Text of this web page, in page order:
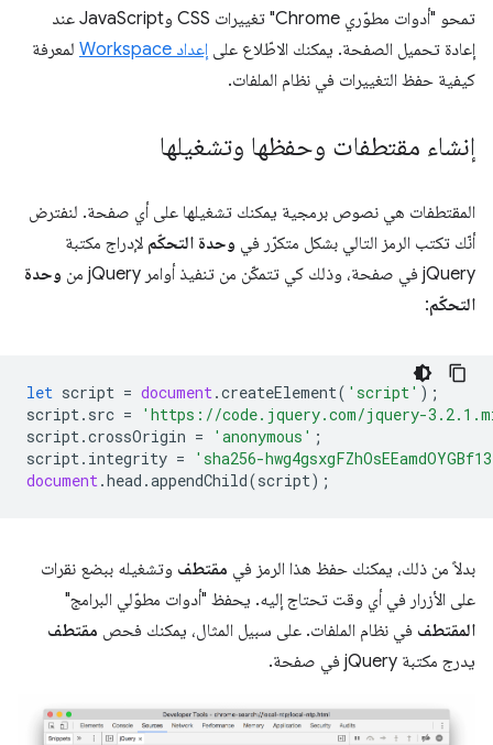
تمحو "أدوات مطوّري Chrome" تغييرات CSS وJavaScript عند
إعادة تحميل الصفحة. يمكنك الاطّلاع على إعداد Workspace
لمعرفة
كيفية حفظ التغييرات في نظام الملفات.
إنشاء مقتطفات وحفظها وتشغيلها
المقتطفات هي نصوص برمجية يمكنك تشغيلها على أي صفحة. لنفترض
أنّك تكتب الرمز التالي بشكل متكرّر في وحدة التحكّم لإدراج مكتبة
jQuery في صفحة، وذلك كي تتمكّن من تنفيذ أوامر jQuery من
وحدة
التحكّم:
let script = document.createElement( 'script' );
script. src =
'https://code.jquery.com/jquery-
script.crossOrigin = 'anonymous' ;
script. integrity =
'sha256-
document.head .appendChild(script);
بدلاً من ذلك، يمكنك حفظ هذا الرمز في مقتطف وتشغيله ببضع نقرات
على الأزرار في أي وقت تحتاج إليه. يحفظ "أدوات مطوّلي البرامج"
المقتطف في نظام الملفات. على سبيل المثال، يمكنك فحص مقتطف
يدرج مكتبة jQuery في صفحة.